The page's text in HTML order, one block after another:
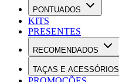
PONTUADOS
KITS
PRESENTES
RECOMENDADOS
TAÇAS E ACESSÓRIOS